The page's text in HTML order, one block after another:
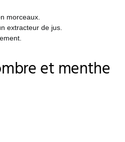
morceaux.
extracteur de jus.
et menthe